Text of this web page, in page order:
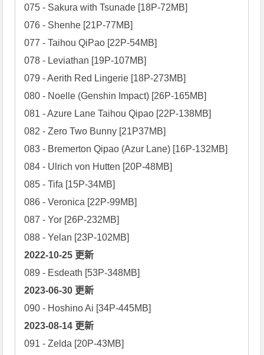
075 - Sakura with Tsunade [18P-72MB]
076 - Shenhe [21P-77MB]
077 - Taihou QiPao [22P-54MB]
078 - Leviathan [19P-107MB]
079 - Aerith Red Lingerie [18P-273MB]
080 - Noelle (Genshin Impact) [26P-165MB]
081 - Azure Lane Taihou Qipao [22P-138MB]
082 - Zero Two Bunny [21P37MB]
083 - Bremerton Qipao (Azur Lane) [16P-132MB]
084 - Ulrich von Hutten [20P-48MB]
085 - Tifa [15P-34MB]
086 - Veronica [22P-99MB]
087 - Yor [26P-232MB]
2022-10-25 更新
2023-06-30 更新
2023-08-14 更新